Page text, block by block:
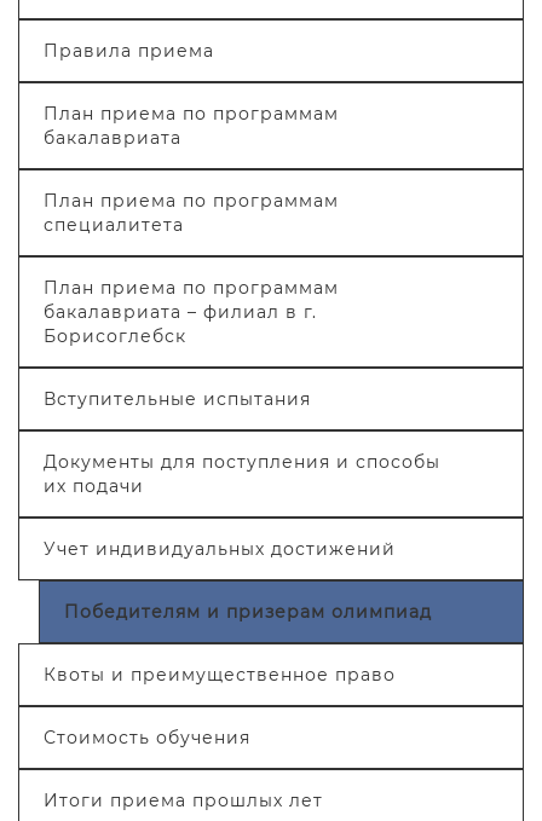
Правила приема
План приема по программам
бакалавриата
План приема по программам
специалитета
План приема по программам
бакалавриата – филиал в г.
Борисоглебск
Вступительные испытания
Документы для поступления и способы
их подачи
Учет индивидуальных достижений
Победителям и призерам олимпиад
Квоты и преимущественное право
Стоимость обучения
Итоги приема прошлых лет